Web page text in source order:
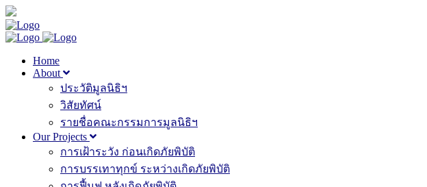
Home
About
ประวัติมูลนิธิฯ
วิสัยทัศน์
รายชื่อคณะกรรมการมูลนิธิฯ
Our Projects
การเฝ้าระวัง ก่อนเกิดภัยพิบัติ
การบรรเทาทุกข์ ระหว่างเกิดภัยพิบัติ